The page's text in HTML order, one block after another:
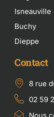
Isneauville
Buchy
Dieppe
Contact
8 rue
02 59
Nous